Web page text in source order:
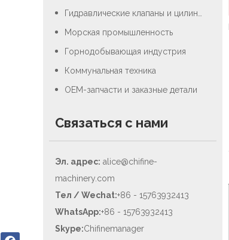
Морская промышленность
Горнодобывающая индустрия
Коммунальная техника
OEM-запчасти и заказные детали
Связаться с нами
Эл. адрес: alice@chifine-
machinery.com
Тел / Wechat:+86 - 15763932413
WhatsApp:+86 - 15763932413
Skype:Chifinemanager